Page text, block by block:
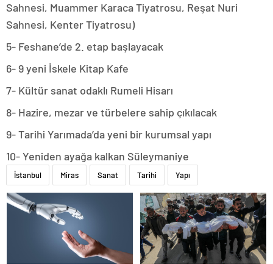
Sahnesi, Muammer Karaca Tiyatrosu, Reşat Nuri
Sahnesi, Kenter Tiyatrosu)
5- Feshane’de 2. etap başlayacak
6- 9 yeni İskele Kitap Kafe
7- Kültür sanat odaklı Rumeli Hisarı
8- Hazire, mezar ve türbelere sahip çıkılacak
9- Tarihi Yarımada’da yeni bir kurumsal yapı
10- Yeniden ayağa kalkan Süleymaniye
İstanbul Miras Sanat Tarihi Yapı